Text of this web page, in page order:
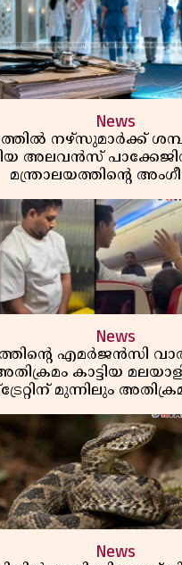
News
നഴ്‌സുമാർക്ക്
അലവൻസ്
മന്ത്രാലയത്തിൻ്റെ
News
എമർജൻസി
കാട്ടിയ
മുന്നിലും
News